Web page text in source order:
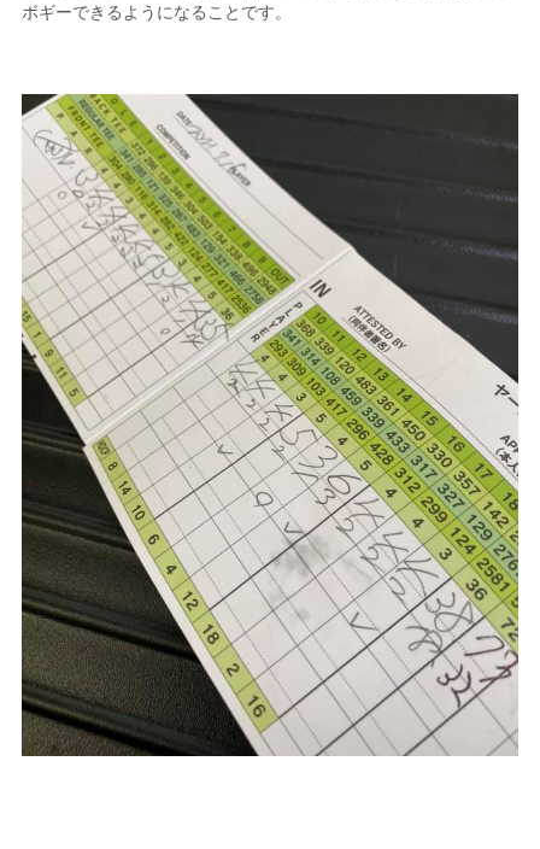
ボギーできるようになることです。